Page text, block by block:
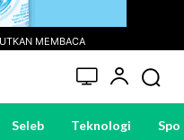
MEMBACA
Seleb Teknologi